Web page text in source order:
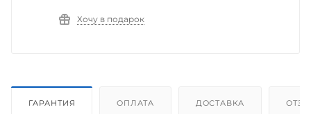
Хочу в подарок
ГАРАНТИЯ ОПЛАТА ДОСТАВКА